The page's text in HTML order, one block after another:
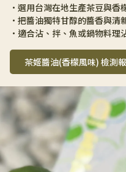
•選用台灣在地生產茶豆與香
•把醬油獨特甘醇的醬香與清
•適合沾、拌、魚或鍋物料理
茶姬醬油(香檬風味)